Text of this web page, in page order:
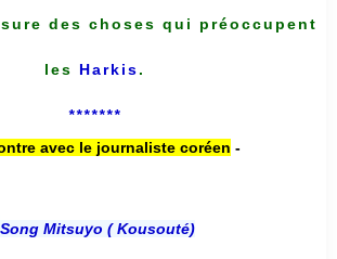
des choses qui préoccupent
les Harkis.
*******
avec le journaliste coréen -
Song Mitsuyo ( Kousouté)